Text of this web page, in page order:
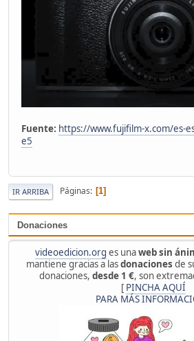
Donaciones
videoedicion.org es unaweb sin
mantiene gracias a lasdonaciones de
donaciones, desde 1 €, son
[ PINCHA AQUÍ
PARA MÁS
Fuente: https://www.fujifilm-x.com/es-
e5
IR ARRIBA Páginas 1